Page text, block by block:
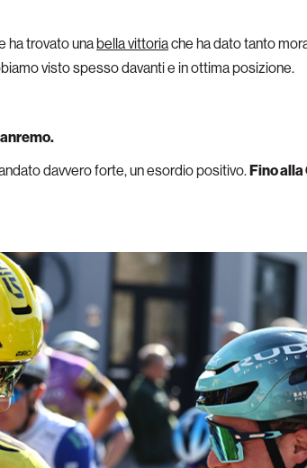
ha trovato unabella vittoriache ha dato tanto
visto spesso davanti e in ottima posizione.
davvero forte, un esordio positivo.Fino